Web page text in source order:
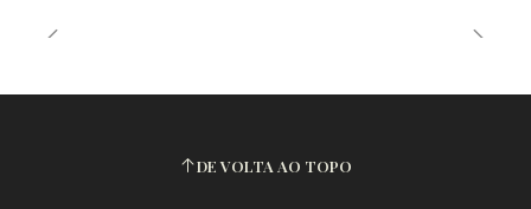
DE VOLTA AO TOPO